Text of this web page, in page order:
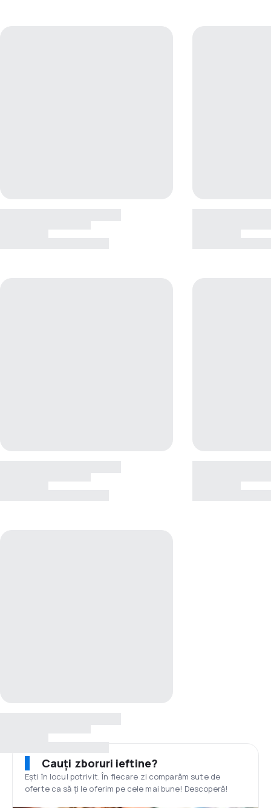
Cauți zboruri ieftine?
Ești în locul potrivit. În fiecare zi comparăm sute de
oferte ca să ți le oferim pe cele mai bune! Descoperă!